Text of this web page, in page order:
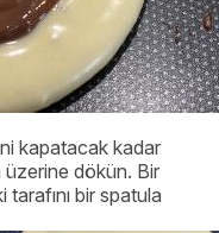
kapatacak kadar
dökün. Bir
bir spatula